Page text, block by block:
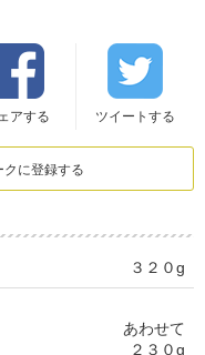
アする ツイートする
クに登録する
３２０g
あわせて
２３０g